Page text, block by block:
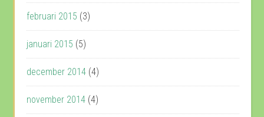
februari 2015 (3)
januari 2015 (5)
december 2014 (4)
november 2014 (4)